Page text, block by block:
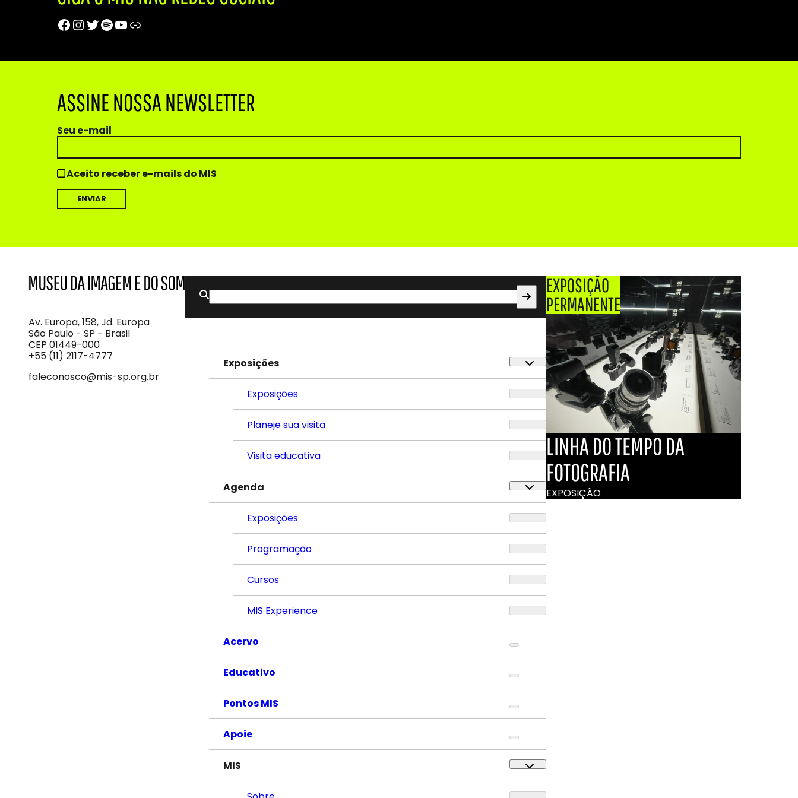
Facebook
Instagram
Twitter
Spotify
Youtube
Trip Advisor
ASSINE NOSSA NEWSLETTER
Seu e-mail
Aceito receber e-mails do MIS
Imagem
e
do
Som
Av. Europa, 158, Jd. Europa
São Paulo - SP - Brasil
CEP 01449-000
+55 (11) 2117-4777
faleconosco@mis-sp.org.br
Buscar
por:
Exposições
Exposições
Planeje sua visita
Visita educativa
Agenda
Exposições
Programação
Cursos
MIS Experience
Acervo
Educativo
Pontos MIS
Apoie
MIS
EXPOSIÇÃO
PERMANENTE
LINHA DO TEMPO DA
FOTOGRAFIA
EXPOSIÇÃO